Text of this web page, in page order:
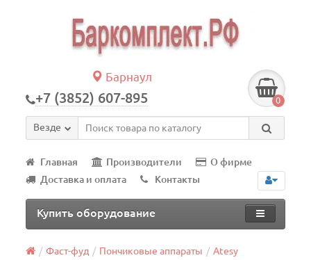
Барнаул
+7 (3852) 607-895 0
Везде
Главная Производители
О фирме
Доставка и оплата
Контакты
Купить оборудование
Фаст-фуд Пончиковые аппараты
Atesy